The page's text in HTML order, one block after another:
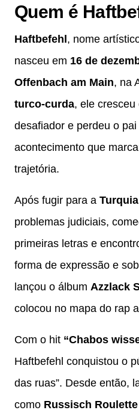
Quem é
Haftbefehl, nome
nasceu em 16 de
Offenbach am Main, na
turco-curda, ele
desafiador e perdeu o
acontecimento que
trajetória.
Após fugir para a
problemas judiciais,
primeiras letras e
forma de expressão e
lançou o álbum Azzlack
colocou no mapa do rap
Com o hit “Chabos
Haftbefehl conquistou o
das ruas”. Desde então,
como Russisch Roulette